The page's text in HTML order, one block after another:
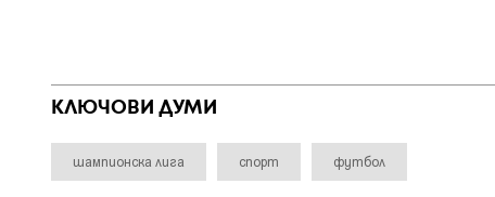
КЛЮЧОВИ ДУМИ
шампионска лига спорт футбол